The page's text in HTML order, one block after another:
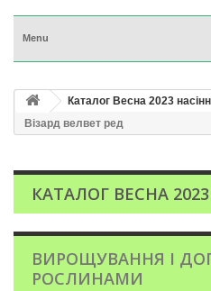
Menu
Каталог Весна 2023
Візард велвет ред
КАТАЛОГ ВЕСНА
ВИРОЩУВАННЯ І
РОСЛИНАМИ